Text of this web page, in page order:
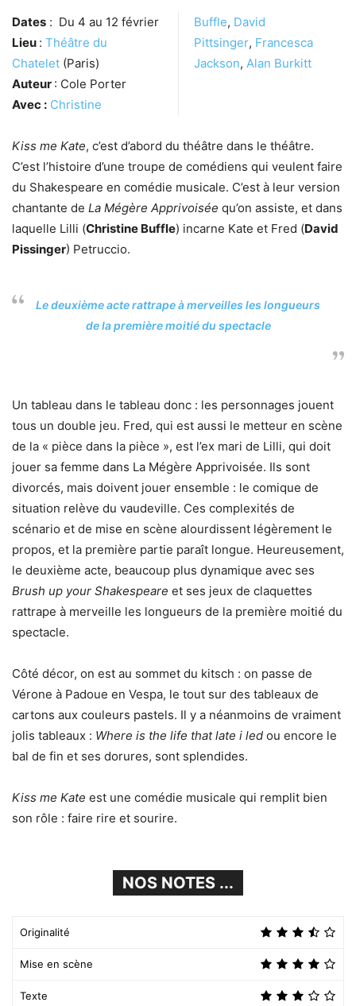
Dates : Du 4 au 12 février
Lieu : Théâtre du
Chatelet (Paris)
Auteur : Cole Porter
Avec : Christine
Buffle, David
Pittsinger, Francesca
Jackson, Alan Burkitt
Kiss me Kate, c’est d’abord du théâtre dans le théâtre.
C’est l’histoire d’une troupe de comédiens qui veulent faire
du Shakespeare en comédie musicale. C’est à leur version
chantante de La Mégère Apprivoisée qu’on assiste, et dans
laquelle Lilli (Christine Buffle) incarne Kate et Fred (David
Pissinger) Petruccio.
Le deuxième acte rattrape à merveilles les longueurs
de la première moitié du spectacle
Un tableau dans le tableau donc : les personnages jouent
tous un double jeu. Fred, qui est aussi le metteur en scène
de la « pièce dans la pièce », est l’ex mari de Lilli, qui doit
jouer sa femme dans La Mégère Apprivoisée. Ils sont
divorcés, mais doivent jouer ensemble : le comique de
situation relève du vaudeville. Ces complexités de
scénario et de mise en scène alourdissent légèrement le
propos, et la première partie paraît longue. Heureusement,
le deuxième acte, beaucoup plus dynamique avec ses
Brush up your Shakespeare et ses jeux de claquettes
rattrape à merveille les longueurs de la première moitié du
spectacle.
Côté décor, on est au sommet du kitsch : on passe de
Vérone à Padoue en Vespa, le tout sur des tableaux de
cartons aux couleurs pastels. Il y a néanmoins de vraiment
jolis tableaux : Where is the life that late i led ou encore le
bal de fin et ses dorures, sont splendides.
Kiss me Kate est une comédie musicale qui remplit bien
son rôle : faire rire et sourire.
NOS NOTES ...
Originalité
Mise en scène
Texte